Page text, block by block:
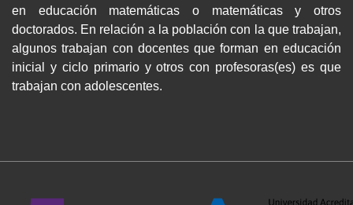
en educación matemáticas o matemáticas y otros
doctorados. En relación a la población con la que trabajan,
algunos trabajan con docentes que forman en educación
inicial y ciclo primario y otros con profesoras(es) es que
trabajan con adolescentes.